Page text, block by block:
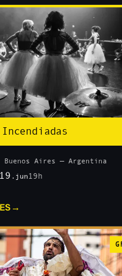
Buenos Aires — Argentina
19 .jun 19h
→